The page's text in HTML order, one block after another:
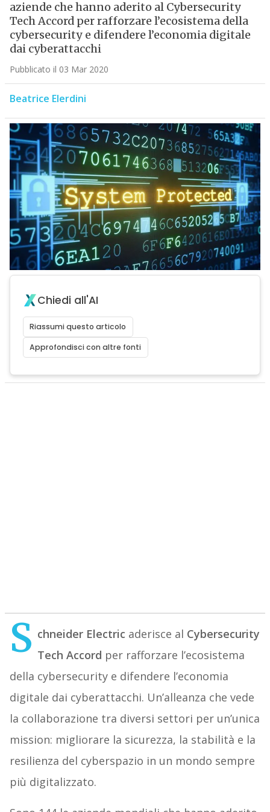
aziende che hanno aderito al Cybersecurity
Tech Accord per rafforzare l’ecosistema della
cybersecurity e difendere l’economia digitale
dai cyberattacchi
Pubblicato il 03 Mar 2020
Beatrice Elerdini
Chiedi all'AI
Riassumi questo articolo
Approfondisci con altre fonti
S chneider Electric aderisce al Cybersecurity
Tech Accord per rafforzare l’ecosistema
della cybersecurity e difendere l’economia
digitale dai cyberattacchi. Un’alleanza che vede
la collaborazione tra diversi settori per un’unica
mission: migliorare la sicurezza, la stabilità e la
resilienza del cyberspazio in un mondo sempre
più digitalizzato.